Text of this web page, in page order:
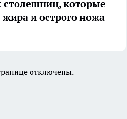
столешниц, которые
жира и острого ножа
отключены.